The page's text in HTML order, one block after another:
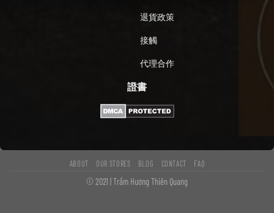
退貨政策
接觸
代理合作
證書
ABOUT OUR STORES BLOG CONTACT FAQ
© 2021 | Trầm Hương Thiên Quang